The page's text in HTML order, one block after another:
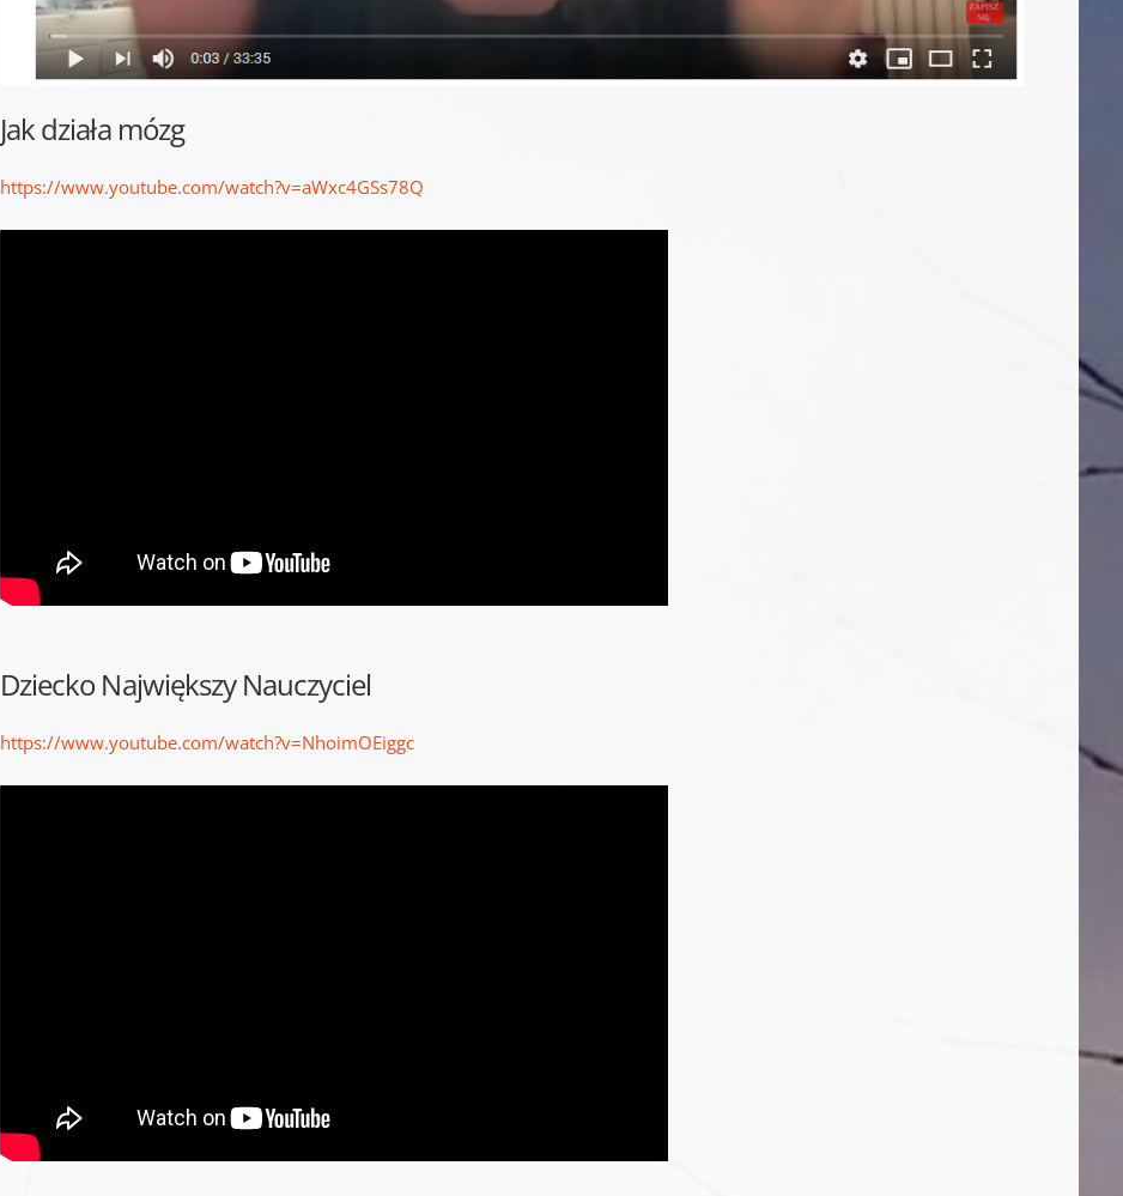
Jak działa mózg
https://www.youtube.com/watch?v=aWxc4GSs78Q
Dziecko Największy Nauczyciel
https://www.youtube.com/watch?v=NhoimOEiggc